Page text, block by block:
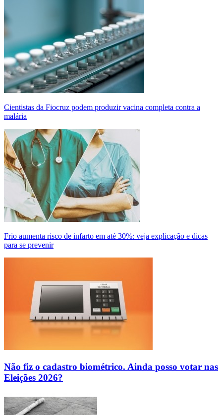
Cientistas da Fiocruz podem produzir vacina completa contra a
malária
Frio aumenta risco de infarto em até 30%: veja explicação e dicas
para se prevenir
Não fiz o cadastro biométrico. Ainda posso votar nas
Eleições 2026?